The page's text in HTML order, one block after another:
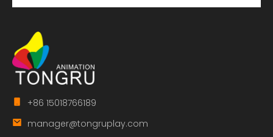
+86 15018766189
manager@tongruplay.com